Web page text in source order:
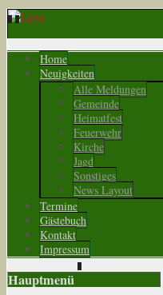
Home
Neuigkeiten
Alle Meldungen
Gemeinde
Heimatfest
Feuerwehr
Kirche
Jagd
Sonstiges
News Layout
Termine
Gästebuch
Kontakt
Impressum
Hauptmenü